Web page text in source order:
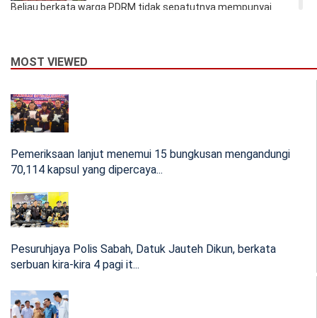
Beliau berkata warga PDRM tidak sepatutnya mempunyai
Maritim Malaysia tahan bot nelayan, 10 kru tiada
dokumen sah
Bot nelayan tempatan itu ditahan dalam operasi
penguatkuasaan kira-kir...
17:08 Aug 05, 2026
Hajiji yakin Sabah mampu raih 40 emas di SUKMA
Selangor
emas, 36 perak d...
19:08 Aug 04, 2026
MOST VIEWED
Pemeriksaan lanjut menemui 15 bungkusan mengandungi
70,114 kapsul yang dipercaya...
Pesuruhjaya Polis Sabah, Datuk Jauteh Dikun, berkata
serbuan kira-kira 4 pagi it...